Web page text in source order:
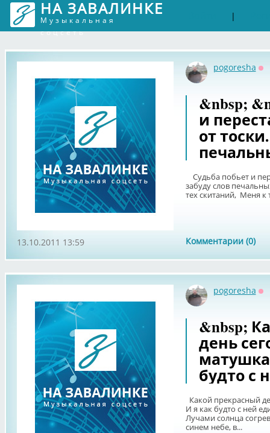
НА ЗАВАЛИНКЕ
Музыкальная
соцсеть
|
pogoresha
&nbsp;
и
от
Судьба побьет и
забуду слов
тех скитаний, Меня к
Комментарии (0)
13.10.2011 13:59
pogoresha
&nbsp;
день
будто с
Какой прекрасный
И я как будто с ней
Лучами солнца
синем небе, в...